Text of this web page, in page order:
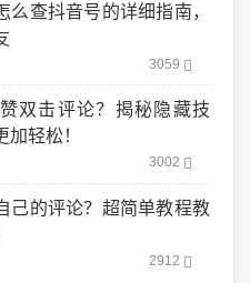
么查抖音号的详细指南，
3059
双击评论？揭秘隐藏技
轻松！
3002
己的评论？超简单教程教
2912